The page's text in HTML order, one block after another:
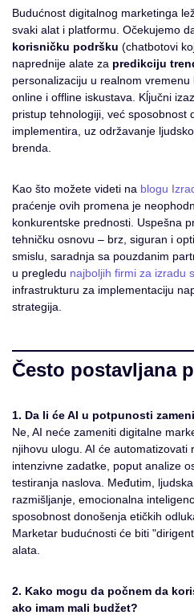
Budućnost digitalnog marketinga
svaki alat i platformu. Očekujemo
korisničku podršku (chatbotovi
naprednije alate za predikciju
personalizaciju u realnom
online i offline iskustava. Kĺjučni
pristup tehnologiji, već sposobnost
implementira, uz održavanje
brenda.
Kao što možete videti na blogu
praćenje ovih promena je
konkurentske prednosti. Uspešna
tehničku osnovu – brz, siguran i
smislu, saradnja sa pouzdanim
u pregledu najboljih firmi za izradu
infrastrukturu za implementaciju
strategija.
Često postavljana
1. Da li će AI u potpunosti
Ne, AI neće zameniti digitalne
njihovu ulogu. AI će automatizovati
intenzivne zadatke, poput analize
testiranja naslova. Međutim,
razmišljanje, emocionalna
sposobnost donošenja etičkih
Marketar budućnosti će biti
alata.
2. Kako mogu da počnem da
ako imam mali budžet?